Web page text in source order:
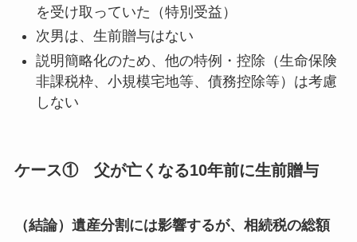
を受け取っていた（特別受益）
次男は、生前贈与はない
説明簡略化のため、他の特例・控除（生命保険
非課税枠、小規模宅地等、債務控除等）は考慮
しない
ケース① 父が亡くなる10年前に生前贈与
（結論）遺産分割には影響するが、相続税の総額